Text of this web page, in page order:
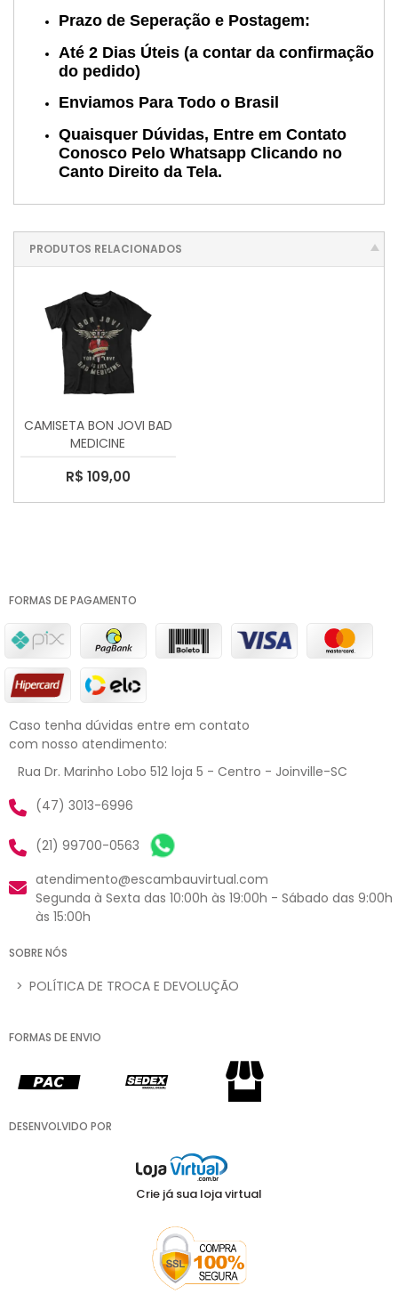
Prazo de Seperação e Postagem:
Até 2 Dias Úteis (a contar da confirmação
do pedido)
Enviamos Para Todo o Brasil
Quaisquer Dúvidas, Entre em Contato
Conosco Pelo Whatsapp Clicando no
Canto Direito da Tela.
PRODUTOS RELACIONADOS
CAMISETA BON JOVI BAD
MEDICINE
R$ 109,00
FORMAS DE PAGAMENTO
Caso tenha dúvidas entre em contato
com nosso atendimento:
Rua Dr. Marinho Lobo 512 loja 5 - Centro - Joinville-SC
(47) 3013-6996
(21) 99700-0563
atendimento@escambauvirtual.com
Segunda à Sexta das 10:00h às 19:00h - Sábado das 9:00h
às 15:00h
SOBRE NÓS
> POLÍTICA DE TROCA E DEVOLUÇÃO
FORMAS DE ENVIO
DESENVOLVIDO POR
Crie já sua loja virtual